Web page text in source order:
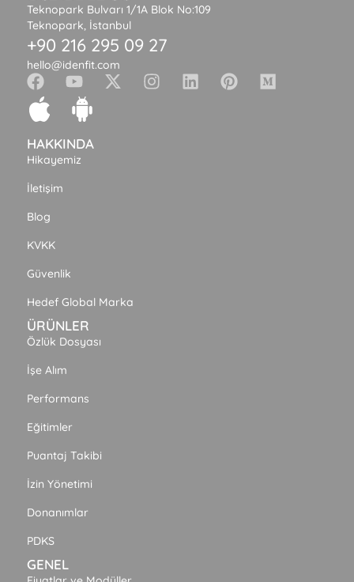
Teknopark Bulvarı 1/1A Blok No:109
Teknopark, İstanbul
+90 216 295 09 27
hello@idenfit.com
HAKKINDA
Hikayemiz
İletişim
Blog
KVKK
Güvenlik
Hedef Global Marka
ÜRÜNLER
Özlük Dosyası
İşe Alım
Performans
Eğitimler
Puantaj Takibi
İzin Yönetimi
Donanımlar
PDKS
GENEL